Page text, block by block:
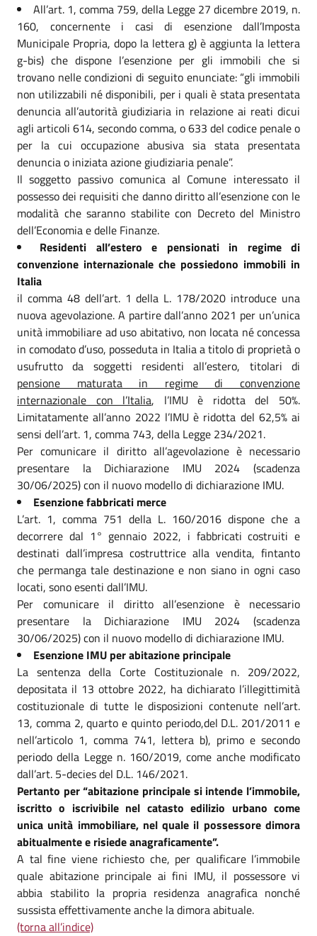
All’art. 1, comma 759, della Legge 27 dicembre 2019, n.
160, concernente i casi di esenzione dall’Imposta
Municipale Propria, dopo la lettera g) è aggiunta la lettera
g-bis) che dispone l’esenzione per gli immobili che si
trovano nelle condizioni di seguito enunciate: “gli immobili
non utilizzabili né disponibili, per i quali è stata presentata
denuncia all’autorità giudiziaria in relazione ai reati dicui
agli articoli 614, secondo comma, o 633 del codice penale o
per la cui occupazione abusiva sia stata presentata
denuncia o iniziata azione giudiziaria penale”.
Il soggetto passivo comunica al Comune interessato il
possesso dei requisiti che danno diritto all’esenzione con le
modalità che saranno stabilite con Decreto del Ministro
dell’Economia e delle Finanze.
Residenti all’estero e pensionati in regime di
convenzione internazionale che possiedono immobili in
Italia
il comma 48 dell’art. 1 della L. 178/2020 introduce una
nuova agevolazione. A partire dall’anno 2021 per un’unica
unità immobiliare ad uso abitativo, non locata né concessa
in comodato d’uso, posseduta in Italia a titolo di proprietà o
usufrutto da soggetti residenti all’estero, titolari di
pensione maturata in regime di convenzione
internazionale con l’Italia, l’IMU è ridotta del 50%.
Limitatamente all’anno 2022 l’IMU è ridotta del 62,5% ai
sensi dell’art. 1, comma 743, della Legge 234/2021.
Per comunicare il diritto all’agevolazione è necessario
presentare la Dichiarazione IMU 2024 (scadenza
30/06/2025) con il nuovo modello di dichiarazione IMU.
Esenzione fabbricati merce
L’art. 1, comma 751 della L. 160/2016 dispone che a
decorrere dal 1° gennaio 2022, i fabbricati costruiti e
destinati dall’impresa costruttrice alla vendita, fintanto
che permanga tale destinazione e non siano in ogni caso
locati, sono esenti dall’IMU.
Per comunicare il diritto all’esenzione è necessario
presentare la Dichiarazione IMU 2024 (scadenza
30/06/2025) con il nuovo modello di dichiarazione IMU.
Esenzione IMU per abitazione principale
La sentenza della Corte Costituzionale n. 209/2022,
depositata il 13 ottobre 2022, ha dichiarato l’illegittimità
costituzionale di tutte le disposizioni contenute nell’art.
13, comma 2, quarto e quinto periodo,del D.L. 201/2011 e
nell’articolo 1, comma 741, lettera b), primo e secondo
periodo della Legge n. 160/2019, come anche modificato
dall’art. 5-decies del D.L. 146/2021.
Pertanto per “abitazione principale si intende l’immobile,
iscritto o iscrivibile nel catasto edilizio urbano come
unica unità immobiliare, nel quale il possessore dimora
abitualmente e risiede anagraficamente”.
A tal fine viene richiesto che, per qualificare l’immobile
quale abitazione principale ai fini IMU, il possessore vi
abbia stabilito la propria residenza anagrafica nonché
sussista effettivamente anche la dimora abituale.
(torna all’indice)